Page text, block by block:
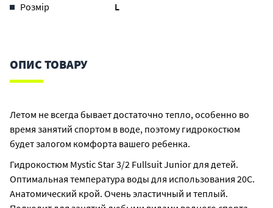
Розмір
L
ОПИС ТОВАРУ
Летом не всегда бывает достаточно тепло, особенно во
время занятий спортом в воде, поэтому гидрокостюм
будет залогом комфорта вашего ребенка.
Гидрокостюм Mystic Star 3/2 Fullsuit Junior для детей.
Оптимальная температура воды для использования 20С.
Анатомический крой. Очень эластичный и теплый.